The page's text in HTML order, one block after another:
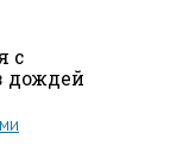
с
дождей